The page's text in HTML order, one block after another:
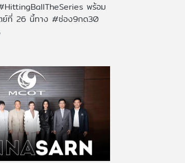
พร้อม
ย์ที่ 26 นี้ทาง #ช่อง9กด30